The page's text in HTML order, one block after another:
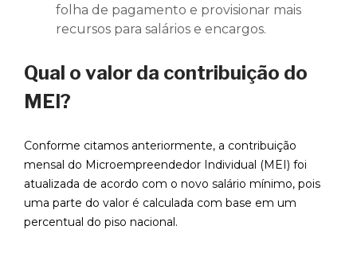
folha de pagamento e provisionar mais
recursos para salários e encargos.
Qual o valor da contribuição do
MEI?
Conforme citamos anteriormente, a contribuição
mensal do Microempreendedor Individual (MEI) foi
atualizada de acordo com o novo salário mínimo, pois
uma parte do valor é calculada com base em um
percentual do piso nacional.